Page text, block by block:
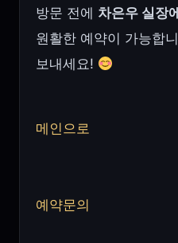
방문 전에 차은우 실장
원활한 예약이 가능합
보내세요!
메인으로
예약문의